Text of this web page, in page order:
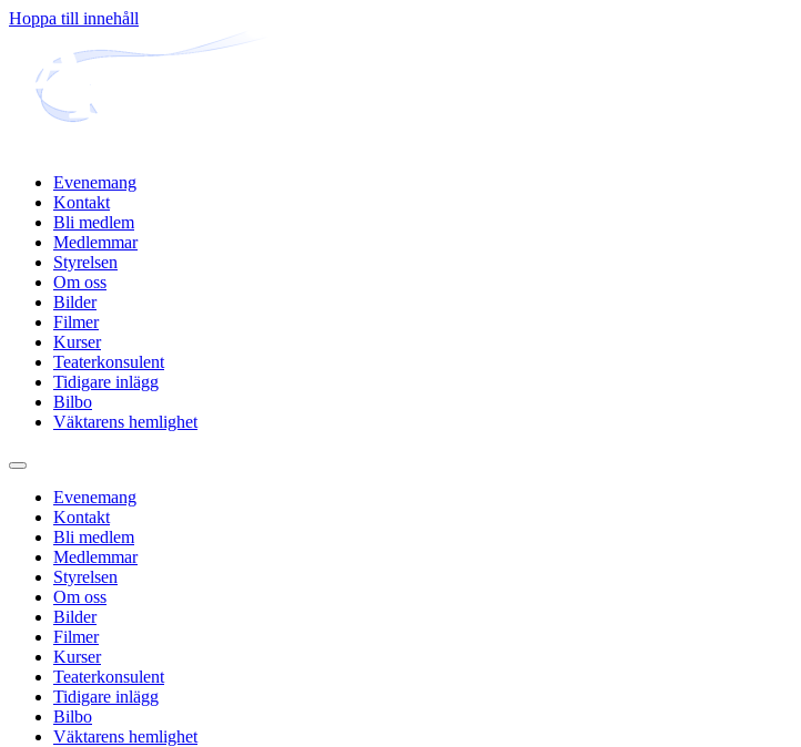
Hoppa till innehåll
Evenemang
Kontakt
Bli medlem
Medlemmar
Styrelsen
Om oss
Bilder
Filmer
Kurser
Teaterkonsulent
Tidigare inlägg
Bilbo
Väktarens hemlighet
Evenemang
Kontakt
Bli medlem
Medlemmar
Styrelsen
Om oss
Bilder
Filmer
Kurser
Teaterkonsulent
Tidigare inlägg
Bilbo
Väktarens hemlighet